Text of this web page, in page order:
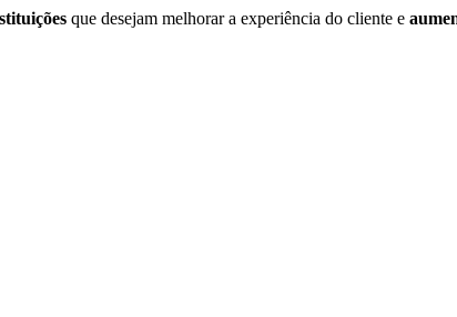
que desejam melhorar a experiência do cliente e